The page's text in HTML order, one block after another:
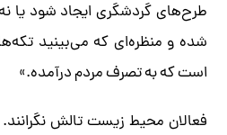
طرح‌های گردشگری ایجاد شود یا
شده و منظره‌ای که می‌بینید
است که به تصرف مردم درآمده.»
فعالان محیط زیست تالش